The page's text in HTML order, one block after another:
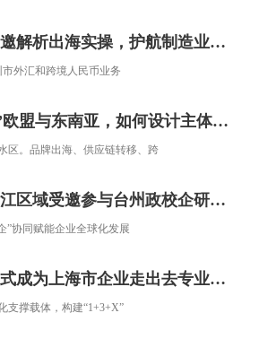
海实操，护航制造业企业汇率风险管理
外汇和跨境人民币业务
南亚，如何设计主体架构？——对话汇智集团
区。品牌出海、供应链转移、跨
台州政校企研修班，助力浙企搭建跨境投资合规框架
”协同赋能企业全球化发展
上海市企业走出去专业服务联盟成员
支撑载体，构建“1+3+X”